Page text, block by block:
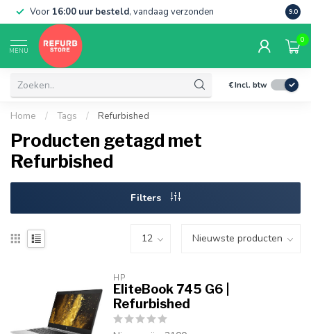
Voor 16:00 uur besteld, vandaag verzonden 9.0
MENU
0
€Incl. btw
Home / Tags / Refurbished
Producten getagd met
Refurbished
Filters
HP
EliteBook 745 G6 |
Refurbished